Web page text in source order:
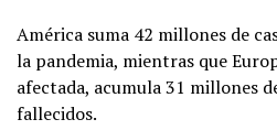
América suma 42 millones de
la pandemia, mientras que
afectada, acumula 31 millones
fallecidos.